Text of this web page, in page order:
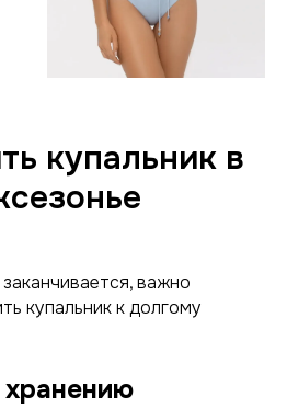
купальник в
важно
купальник к долгому